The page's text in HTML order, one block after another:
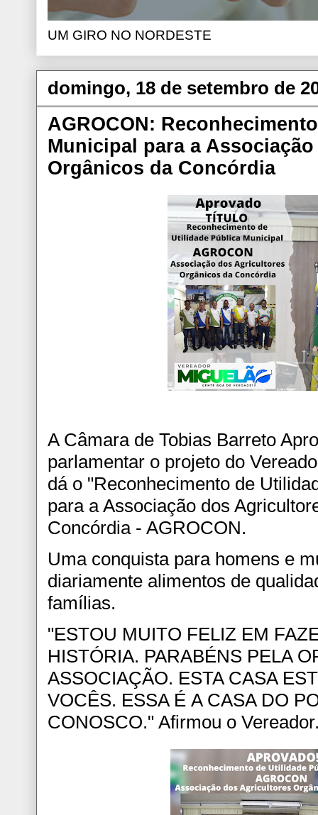
UM GIRO NO NORDESTE
domingo, 18 de setembro de
AGROCON:
Municipal para a
Orgânicos da Concórdia
A Câmara de Tobias Barreto
parlamentar o projeto do
dá o "Reconhecimento de
para a Associação dos
Concórdia - AGROCON.
Uma conquista para homens e
diariamente alimentos de
famílias.
"ESTOU MUITO FELIZ EM
HISTÓRIA. PARABÉNS PELA
ASSOCIAÇÃO. ESTA CASA
VOCÊS. ESSA É A CASA DO
CONOSCO." Afirmou o